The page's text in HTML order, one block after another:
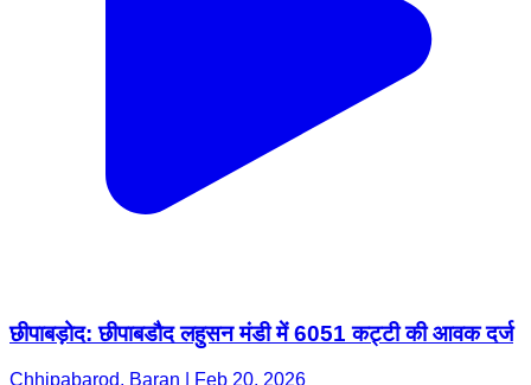
छीपाबड़ोद: छीपाबडौद लहुसन मंडी में 6051 कट्टी की आवक दर्ज
Chhipabarod, Baran | Feb 20, 2026